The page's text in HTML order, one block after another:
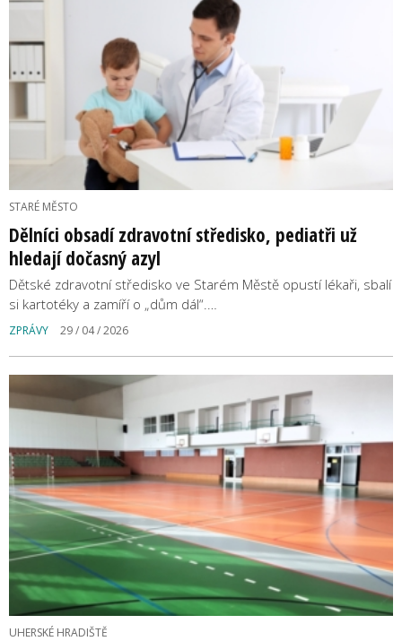
STARÉ MĚSTO
Dělníci obsadí zdravotní středisko, pediatři už
hledají dočasný azyl
Dětské zdravotní středisko ve Starém Městě opustí lékaři, sbalí
si kartotéky a zamíří o „dům dál“.…
ZPRÁVY 29 / 04 / 2026
UHERSKÉ HRADIŠTĚ